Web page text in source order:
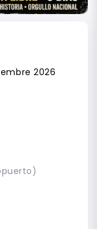
2026